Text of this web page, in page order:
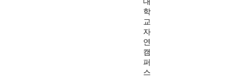
학
교
자
연
캠
퍼
스